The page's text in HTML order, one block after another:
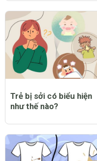
Trẻ bị sởi có biểu hiện
như thế nào?